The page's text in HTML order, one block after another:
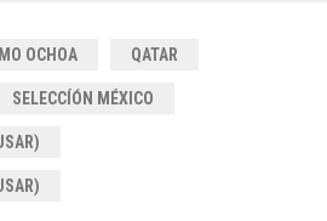
OCHOA QATAR
SELECCÍÓN MÉXICO